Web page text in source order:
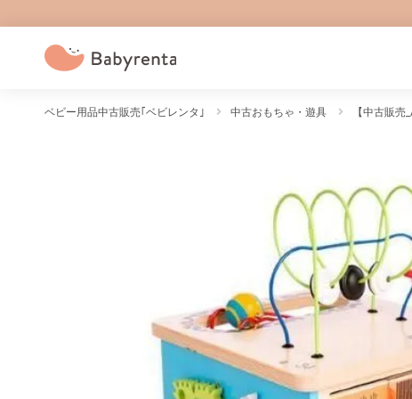
ベビー用品中古販売｢ベビレンタ｣ 中古おもちゃ・遊具 【中古販